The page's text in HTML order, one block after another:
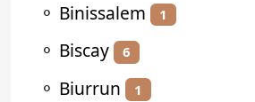
⚬ Binissalem 1
⚬ Biscay 6
⚬ Biurrun 1